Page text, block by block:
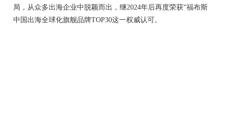
局，从众多出海企业中脱颖而出，继2024年后再度荣获“福布斯
中国出海全球化旗舰品牌TOP30这一权威认可。